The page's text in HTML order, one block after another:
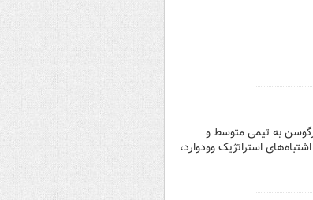
به تیمی متوسط و
استراتژیک وودوارد،